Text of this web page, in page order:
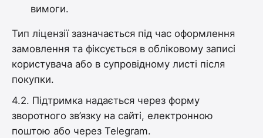
вимоги.
Тип ліцензії зазначається під час оформлення
замовлення та фіксується в обліковому записі
користувача або в супровідному листі після
покупки.
4.2. Підтримка надається через форму
зворотного зв’язку на сайті, електронною
поштою або через Telegram.